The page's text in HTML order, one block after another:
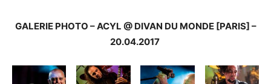
GALERIE PHOTO – ACYL @ DIVAN DU MONDE [PARIS] –
20.04.2017